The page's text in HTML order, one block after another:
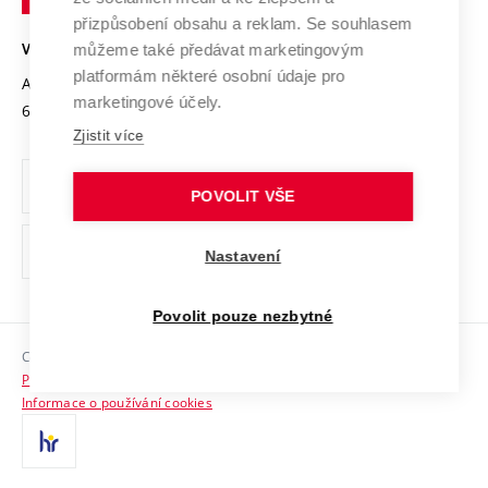
Open Science
Projekty
Projekty ze strukturálních fondů
Specifický výzkum
Univerzitní sítě
Bezpečná univerzita
Vyznamenání
Organizační struktura
Ochrana osobních údajů
odkaz)
Sociální bezpečí
HR Award
Kontakty
VYSOKÉ UČENÍ TECHNICKÉ V BRNĚ
Antonínská 548/1
602 00 Brno
www.vut.cz
vut@vutbr.cz
Copyright © 2026 VUT
Prohlášení o přístupnosti
Informace o používání cookies
přizpůsobení obsahu a reklam. Se souhlasem
můžeme také předávat marketingovým
platformám některé osobní údaje pro
marketingové účely.
Zjistit více
POVOLIT VŠE
Nastavení
Povolit pouze nezbytné